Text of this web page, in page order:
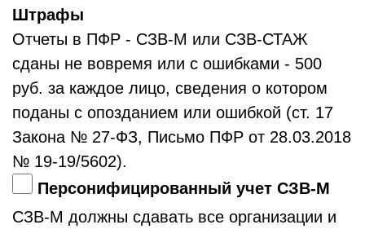
Штрафы
Отчеты в ПФР - СЗВ-М или СЗВ-СТАЖ
сданы не вовремя или с ошибками - 500
руб. за каждое лицо, сведения о котором
поданы с опозданием или ошибкой (ст. 17
Закона № 27-ФЗ, Письмо ПФР от 28.03.2018
№ 19-19/5602).
Персонифицированный учет СЗВ-М
СЗВ-М должны сдавать все организации и